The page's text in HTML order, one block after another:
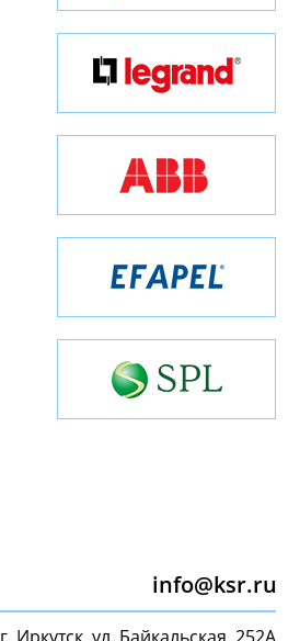
info@ksr.ru